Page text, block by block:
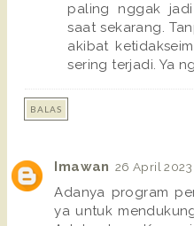
paling nggak
saat sekarang.
akibat
sering terjadi. Ya
BALAS
Imawan 26 April 2023
Adanya program
ya untuk